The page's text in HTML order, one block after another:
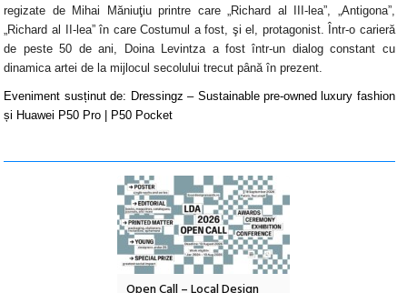
regizate de Mihai Măniuţiu printre care „Richard al III-lea”, „Antigona”,
„Richard al II-lea” în care Costumul a fost, şi el, protagonist. Într-o carieră
de peste 50 de ani, Doina Levintza a fost într-un dialog constant cu
dinamica artei de la mijlocul secolului trecut până în prezent.
Eveniment susținut de: Dressingz – Sustainable pre-owned luxury fashion
și Huawei P50 Pro | P50 Pocket